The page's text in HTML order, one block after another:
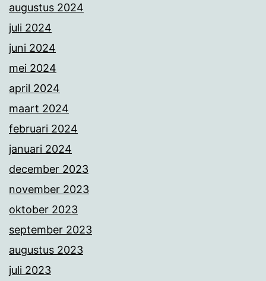
augustus 2024
juli 2024
juni 2024
mei 2024
april 2024
maart 2024
februari 2024
januari 2024
december 2023
november 2023
oktober 2023
september 2023
augustus 2023
juli 2023